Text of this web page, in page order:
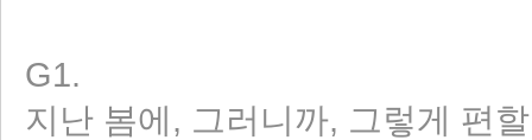
G1.
지난 봄에, 그러니까, 그렇게 편